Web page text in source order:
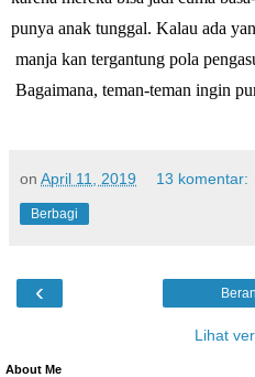
punya anak tunggal. Kalau ada
manja kan tergantung pola
Bagaimana, teman-teman ingin
on April 11, 2019 13 komentar:
Berbagi
‹
Lihat
About Me